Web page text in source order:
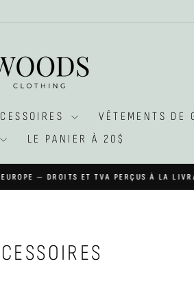
VÊTEMENTS DE
LE PANIER À 20$
Diaporama
— DROITS ET TVA PERÇUS À LA